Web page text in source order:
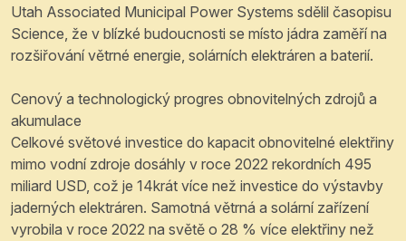
Utah Associated Municipal Power Systems sdělil časopisu
Science, že v blízké budoucnosti se místo jádra zaměří na
rozšiřování větrné energie, solárních elektráren a baterií.
Cenový a technologický progres obnovitelných zdrojů a
akumulace
Celkové světové investice do kapacit obnovitelné elektřiny
mimo vodní zdroje dosáhly v roce 2022 rekordních 495
miliard USD, což je 14krát více než investice do výstavby
jaderných elektráren. Samotná větrná a solární zařízení
vyrobila v roce 2022 na světě o 28 % více elektřiny než